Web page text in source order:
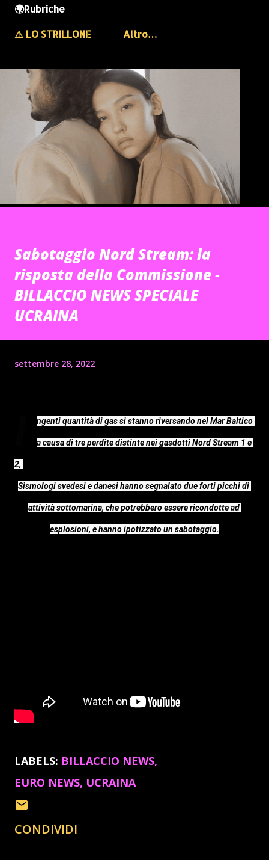
🌍Rubriche
⚠️ LO STRILLONE
Altro…
Sabotaggio Nord Stream: la
risposta della Commissione -
BILLACCIO NEWS SPECIALE
UCRAINA
settembre 28, 2022
ngenti quantità di gas si stanno riversando nel Mar Baltico
a causa di tre perdite distinte nei gasdotti Nord Stream 1 e
Sismologi svedesi e danesi hanno segnalato due forti picchi di
attività sottomarina, che potrebbero essere ricondotte ad
esplosioni, e hanno ipotizzato un sabotaggio.
LABELS: BILLACCIO NEWS
EURO NEWS UCRAINA
CONDIVIDI